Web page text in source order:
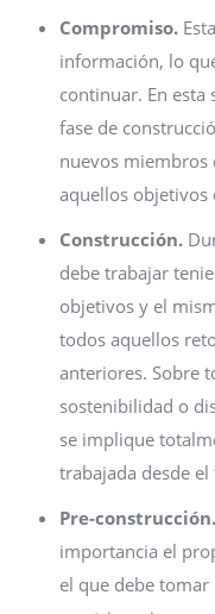
Compromiso.
información, lo
continuar. En esta
fase de
nuevos miembros
aquellos objetivos
Construcción.
debe trabajar
objetivos y el
todos aquellos
anteriores. Sobre
sostenibilidad o
se implique
trabajada desde
Pre-construcción.
importancia el
el que debe